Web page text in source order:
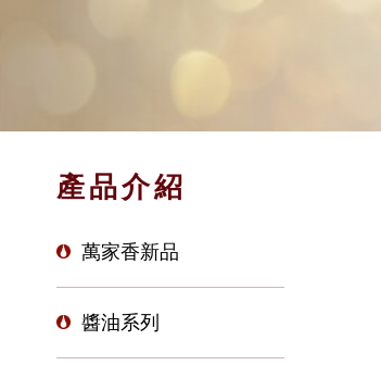
產品介紹
萬家香新品
醬油系列